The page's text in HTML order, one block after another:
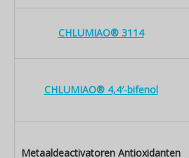
CHLUMIAO® 3114
CHLUMIAO® 4,4′-bifenol
Metaaldeactivatoren Antioxidanten